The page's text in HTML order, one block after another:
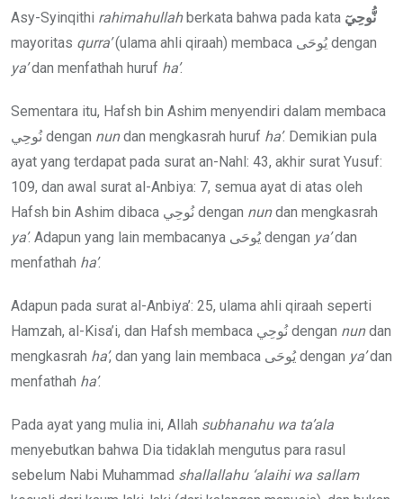
Asy-Syinqithi rahimahullahberkata bahwa pada kata نُّوحِيٓ
mayoritas qurra’
(ulama ahli qiraah) membaca يُوحَى dengan
ya’dan menfathah huruf ha’.
Sementara itu, Hafsh bin Ashim menyendiri dalam membaca
نُوحِي dengan nundan mengkasrah huruf ha’. Demikian pula
ayat yang terdapat pada surat an-Nahl: 43, akhir surat Yusuf:
109, dan awal surat al-Anbiya: 7, semua ayat di atas oleh
Hafsh bin Ashim dibaca نُوحِي dengan nundan mengkasrah
ya’
. Adapun yang lain membacanya يُوحَى dengan ya’dan
menfathah ha’.
Adapun pada surat al-Anbiya’: 25, ulama ahli qiraah seperti
Hamzah, al-Kisa’i, dan Hafsh membaca نُوحِي dengan nundan
mengkasrah ha’ , dan yang lain membaca يُوحَى dengan ya’dan
menfathah ha’.
Pada ayat yang mulia ini, Allah subhanahu wa ta’ala
menyebutkan bahwa Dia tidaklah mengutus para rasul
sebelum Nabi Muhammad shallallahu ‘alaihi wa sallam